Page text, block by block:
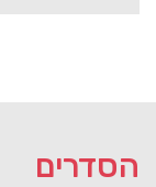
הסדרים